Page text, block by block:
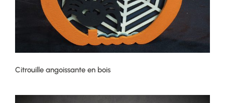
Citrouille angoissante en bois